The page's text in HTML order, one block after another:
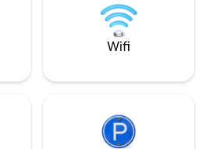
privé Pilates-les
van wandelen en
buurt. We kijken
Wifi